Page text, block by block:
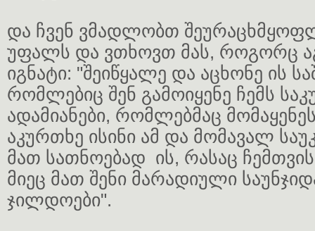
და ჩვენ ვმადლობთ
უფალს და ვთხოვთ მას, როგორც
იგნატი: "შეიწყალე და აცხონე ის
რომლებიც შენ გამოიყენე ჩემს
ადამიანები, რომლებმაც
აკურთხე ისინი ამ და მომავალ
მათ სათნოებად ის, რასაც
მიეც მათ შენი მარადიული
ჯილდოები".